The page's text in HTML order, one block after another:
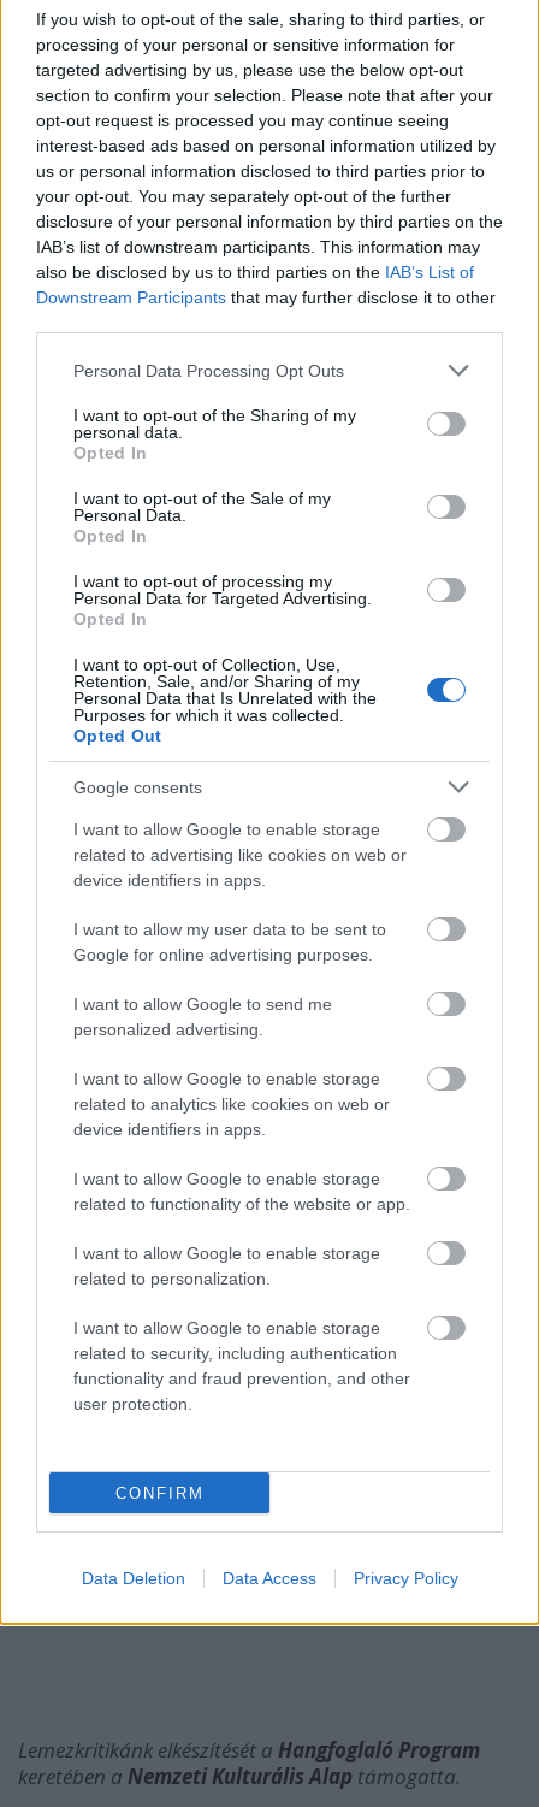
If you wish to opt-out of the sale, sharing to third parties, or
processing of your personal or sensitive information for
targeted advertising by us, please use the below opt-out
section to confirm your selection. Please note that after your
opt-out request is processed you may continue seeing
interest-based ads based on personal information utilized by
us or personal information disclosed to third parties prior to
your opt-out. You may separately opt-out of the further
disclosure of your personal information by third parties on the
IAB’s list of downstream participants. This information may
also be disclosed by us to third parties on the IAB’s List of
Downstream Participants that may further disclose it to other
Please note that this website/app uses one or more Google
not limited to your visit or usage behaviour. You may click to
grant or deny consent to Google and its third-party tags to
use your data for below specified purposes in below Google
consent section.
Personal Data Processing Opt Outs
I want to opt-out of the Sharing of my
personal data.
Opted In
I want to opt-out of the Sale of my
Personal Data.
Opted In
I want to opt-out of processing my
Personal Data for Targeted Advertising.
Opted In
I want to opt-out of Collection, Use,
Retention, Sale, and/or Sharing of my
Personal Data that Is Unrelated with the
Purposes for which it was collected.
Opted Out
Google consents
I want to allow Google to enable storage
related to advertising like cookies on web or
device identifiers in apps.
I want to allow my user data to be sent to
Google for online advertising purposes.
I want to allow Google to send me
personalized advertising.
I want to allow Google to enable storage
related to analytics like cookies on web or
device identifiers in apps.
I want to allow Google to enable storage
related to functionality of the website or app.
I want to allow Google to enable storage
related to personalization.
I want to allow Google to enable storage
related to security, including authentication
functionality and fraud prevention, and other
user protection.
CONFIRM
Data Deletion Data Access Privacy Policy
becsomagolható a cinizmus celofánjába. A
Világvégében semmi sem marad rejtve, minden
ambivalens érzés ki van téve az ablakba. A szerző
disszonáns audiovizuális kollázst álmodott, minden
dalhoz tartozik egy-egy YouTube-on debütált klip is,
a Gesamtkunstwerket pedig Ajsa luna iróniában
tobzódó szociális média jelenléte teszi különösen
lesújtóvá: ilyen az, amikor már a legfiatalabbakban
sem maradt semmi, de semmi remény.
Előadó:ajsa luna
Világvége
Kiadó:New Chord Record
Megjelenés:2023. március 3.
Műfaj:
elektropop
Kulcsdal:túróscsusza – ilyen felnőtté válni?
7.5/10
Selmeczi Nóra
Lemezkritikánk elkészítését a Hangfoglaló Program
keretében a Nemzeti Kulturális Alap támogatta.